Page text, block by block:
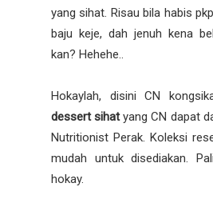
yang sihat. Risau bila habis
baju keje, dah jenuh kena
kan? Hehehe..
Hokaylah, disini CN
dessert sihatyang CN dapat
Nutritionist Perak. Koleksi
mudah untuk disediakan.
hokay.